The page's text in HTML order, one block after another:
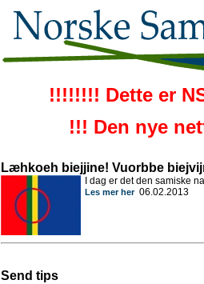
!!!!!!!! Dette er
!!! Den nye
Læhkoeh biejjine! Vuorbbe
I dag er det den samiske
Les mer her06.02.2013
Send tips